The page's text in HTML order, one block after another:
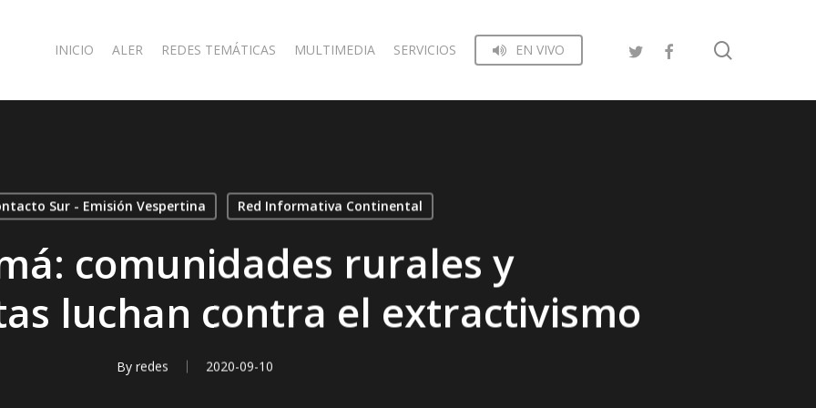
INICIO ALER REDES TEMÁTICAS MULTIMEDIA SERVICIOS EN VIVO
Sur - Emisión Vespertina Red Informativa Continental
comunidades rurales y
luchan contra el extractivismo
By redes 2020-09-10